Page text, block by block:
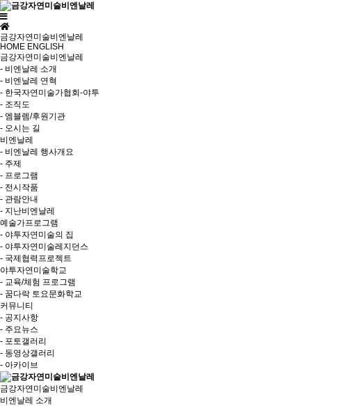
금강자연미술비엔날레
HOME ENGLISH
금강자연미술비엔날레
- 비엔날레 소개
- 비엔날레 연혁
- 한국자연미술가협회-야투
- 조직도
- 엠블렘/후원기관
- 오시는 길
비엔날레
- 비엔날레 행사개요
- 주제
- 프로그램
- 전시작품
- 관람안내
- 지난비엔날레
예술가프로그램
- 야투자연미술의 집
- 야투자연미술레지던스
- 국제협력프로젝트
야투자연미술학교
- 교육/체험 프로그램
- 꿈다락 토요문화학교
커뮤니티
- 공지사항
- 주요뉴스
- 포토갤러리
- 동영상갤러리
- 아카이브
금강자연미술비엔날레
비엔날레 소개